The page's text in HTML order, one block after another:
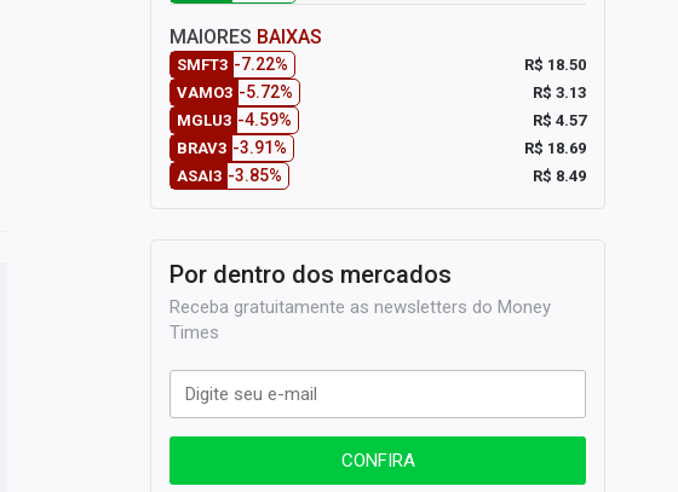
MAIORES BAIXAS
SMFT3 -7.22%
R$ 18.50
VAMO3 -5.72%
R$ 3.13
MGLU3 -4.59%
R$ 4.57
BRAV3 -3.91%
R$ 18.69
ASAI3 -3.85% R$ 8.49
Por dentro dos mercados
Receba gratuitamente as newsletters do Money
Times